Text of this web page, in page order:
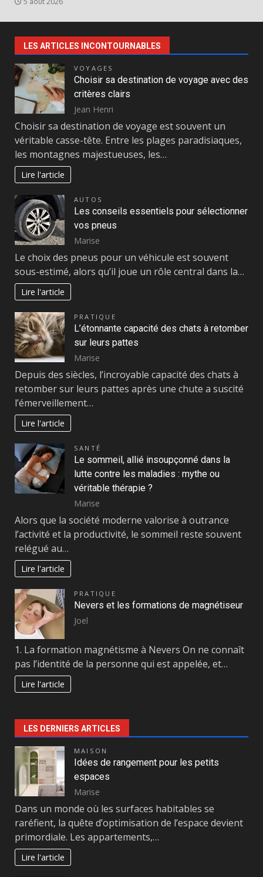
LES ARTICLES INCONTOURNABLES
VOYAGES
Choisir sa destination de voyage avec des
critères clairs
Jean Henri
Choisir sa destination de voyage est souvent un
véritable casse-tête. Entre les plages paradisiaques,
les montagnes majestueuses, les…
Lire l'article
AUTOS
Les conseils essentiels pour sélectionner
vos pneus
Marise
Le choix des pneus pour un véhicule est souvent
sous-estimé, alors qu’il joue un rôle central dans la…
Lire l'article
PRATIQUE
L’étonnante capacité des chats à retomber
sur leurs pattes
Marise
Depuis des siècles, l’incroyable capacité des chats à
retomber sur leurs pattes après une chute a suscité
l’émerveillement…
Lire l'article
SANTÉ
Le sommeil, allié insoupçonné dans la
lutte contre les maladies : mythe ou
véritable thérapie ?
Marise
Alors que la société moderne valorise à outrance
l’activité et la productivité, le sommeil reste souvent
relégué au…
Lire l'article
PRATIQUE
Nevers et les formations de magnétiseur
Joel
1. La formation magnétisme à Nevers On ne connaît
pas l’identité de la personne qui est appelée, et…
Lire l'article
LES DERNIERS ARTICLES
MAISON
Idées de rangement pour les petits
espaces
Marise
Dans un monde où les surfaces habitables se
raréfient, la quête d’optimisation de l’espace devient
primordiale. Les appartements,…
Lire l'article